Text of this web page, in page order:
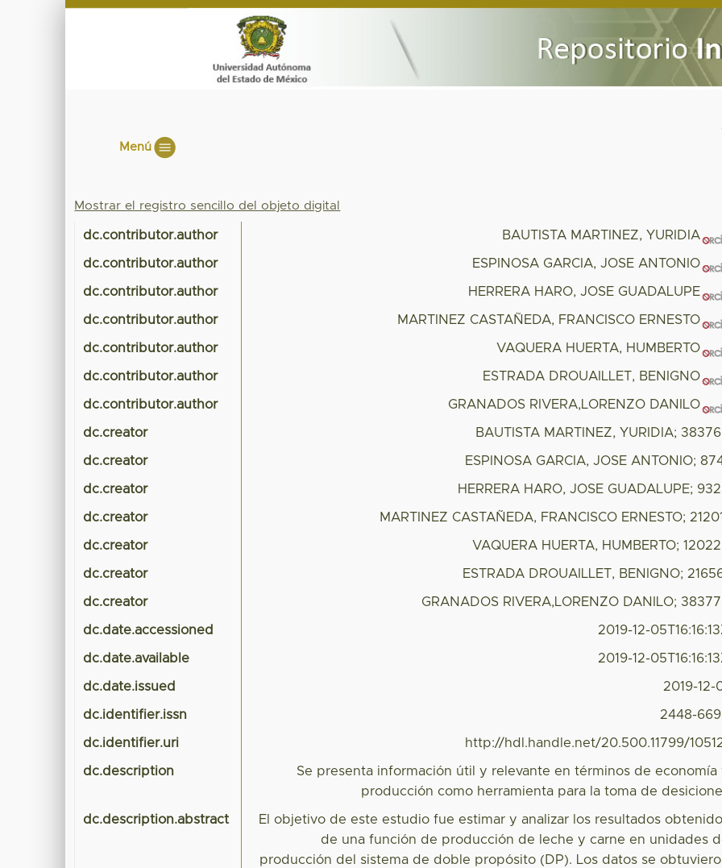
Menú
Mostrar el registro sencillo del objeto digital
dc.contributor.author BAUTISTA MARTINEZ, YURIDIA
dc.contributor.author ESPINOSA GARCIA, JOSE ANTONIO
dc.contributor.author HERRERA HARO, JOSE GUADALUPE
dc.contributor.author MARTINEZ CASTAÑEDA, FRANCISCO ERNESTO
dc.contributor.author VAQUERA HUERTA, HUMBERTO
dc.contributor.author ESTRADA DROUAILLET, BENIGNO
dc.contributor.author GRANADOS RIVERA,LORENZO DANILO
dc.creator BAUTISTA MARTINEZ, YURIDIA;
dc.creator ESPINOSA GARCIA, JOSE ANTONIO;
dc.creator HERRERA HARO, JOSE GUADALUPE;
dc.creator MARTINEZ CASTAÑEDA, FRANCISCO ERNESTO;
dc.creator VAQUERA HUERTA, HUMBERTO;
dc.creator ESTRADA DROUAILLET, BENIGNO;
dc.creator GRANADOS RIVERA,LORENZO DANILO;
dc.date.accessioned 2019-12-
dc.date.available 2019-12-
dc.date.issued 2019-12-
dc.identifier.issn 2448-
dc.identifier.uri http://hdl.handle.net/20.500.11799/
dc.description
Se presenta información útil y relevante en términos de economía
producción como herramienta para la toma de
dc.description.abstract
El objetivo de este estudio fue estimar y analizar los resultados
de una función de producción de leche y carne en unidades
producción del sistema de doble propósito (DP). Los datos se